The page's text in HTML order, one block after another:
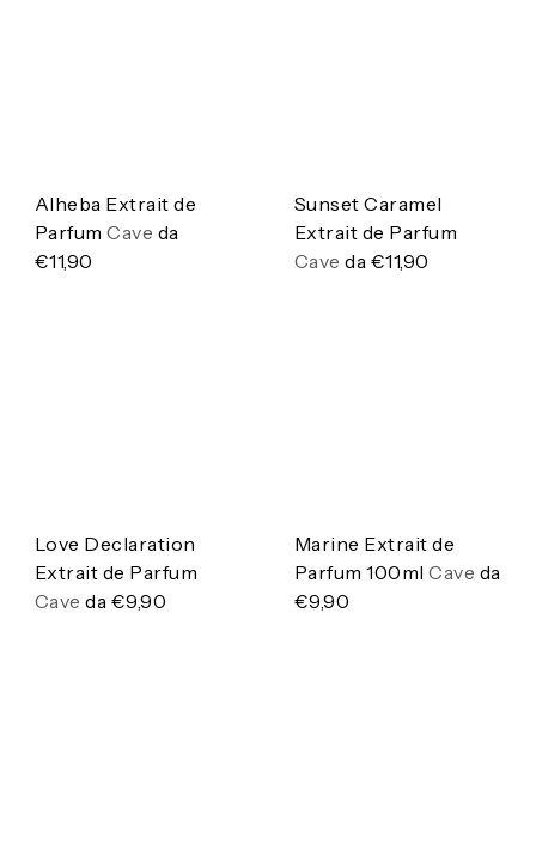
Alheba Extrait de
ParfumCave da
€11,90
Sunset Caramel
Extrait de Parfum
Caveda €11,90
Love Declaration
Extrait de Parfum
Caveda €9,90
Marine Extrait de
Parfum 100mlCave da
€9,90